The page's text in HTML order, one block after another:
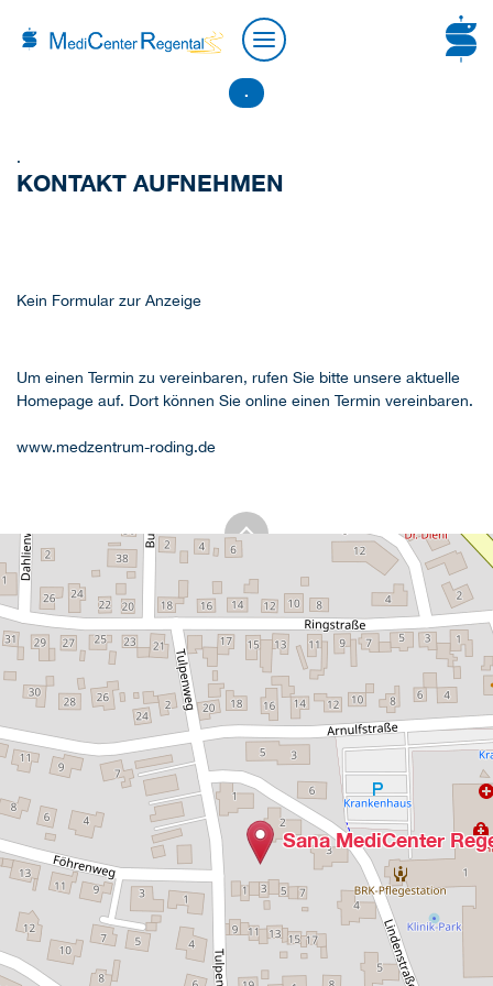
.
.
KONTAKT AUFNEHMEN
Kein Formular zur Anzeige
Um einen Termin zu vereinbaren, rufen Sie bitte unsere aktuelle
Homepage auf. Dort können Sie online einen Termin vereinbaren.
www.medzentrum-roding.de
Sana MediCenter